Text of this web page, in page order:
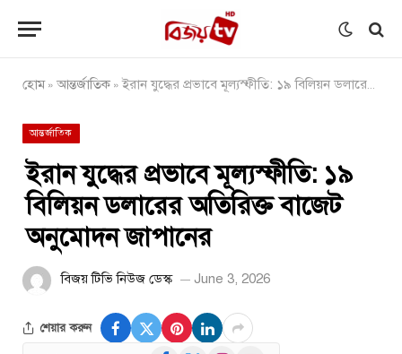
হোম» আন্তর্জাতিক »ইরান যুদ্ধের প্রভাবে মূল্যস্ফীতি: ১৯ বিলিয়ন ডলারের অতিরিক্ত বাজেট অনুমোদন জাপানের
আন্তর্জাতিক
ইরান যুদ্ধের প্রভাবে মূল্যস্ফীতি: ১৯
বিলিয়ন ডলারের অতিরিক্ত বাজেট
অনুমোদন জাপানের
বিজয় টিভি নিউজ ডেস্ক June 3, 2026
শেয়ার করুন